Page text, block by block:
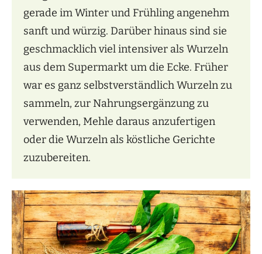
gerade im Winter und Frühling angenehm
sanft und würzig. Darüber hinaus sind sie
geschmacklich viel intensiver als Wurzeln
aus dem Supermarkt um die Ecke. Früher
war es ganz selbstverständlich Wurzeln zu
sammeln, zur Nahrungsergänzung zu
verwenden, Mehle daraus anzufertigen
oder die Wurzeln als köstliche Gerichte
zuzubereiten.